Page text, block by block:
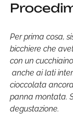
Per prima cosa,
bicchiere che
con un
anche ai lati
cioccolata
panna montata.
degustazione.